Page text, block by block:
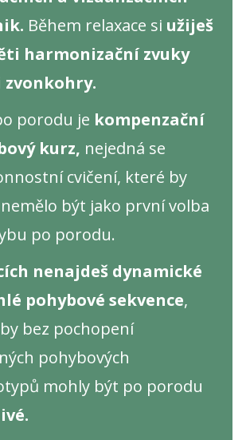
Během relaxace si užiješ
harmonizační zvuky
zvonkohry.
porodu je kompenzační
kurz, nejedná se
cvičení, které by
být jako první volba
po porodu.
nenajdeš dynamické
pohybové sekvence,
bez pochopení
pohybových
mohly být po porodu